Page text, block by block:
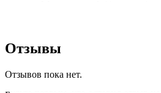
Отзывы
Отзывов пока нет.